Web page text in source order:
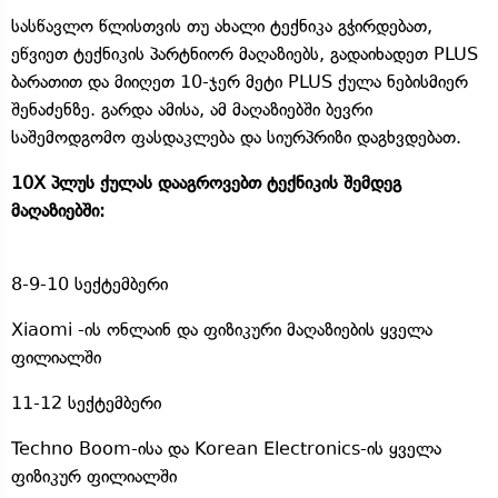
სასწავლო წლისთვის თუ ახალი ტექნიკა გჭირდებათ,
ეწვიეთ ტექნიკის პარტნიორ მაღაზიებს, გადაიხადეთ PLUS
ბარათით და მიიღეთ 10-ჯერ მეტი PLUS ქულა ნებისმიერ
შენაძენზე. გარდა ამისა, ამ მაღაზიებში ბევრი
საშემოდგომო ფასდაკლება და სიურპრიზი დაგხვდებათ.
10X პლუს ქულას დააგროვებთ ტექნიკის შემდეგ
მაღაზიებში:
8-9-10 სექტემბერი
Xiaomi -ის ონლაინ და ფიზიკური მაღაზიების ყველა
ფილიალში
11-12 სექტემბერი
Techno Boom-ისა და Korean Electronics-ის ყველა
ფიზიკურ ფილიალში